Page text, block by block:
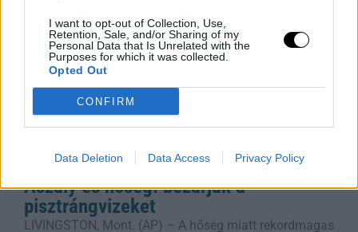
I want to opt-out of Collection, Use,
Retention, Sale, and/or Sharing of my
Personal Data that Is Unrelated with the
Purposes for which it was collected.
Opted Out
CONFIRM
Data Deletion Data Access Privacy Policy
Aszály és hőség: bezárják a
pisztrángvizeket
LIVINGSTON, Mont. (AP) – A hőség miatt rekordmagas